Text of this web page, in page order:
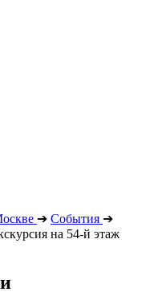
➔ События ➔
на 54-й этаж